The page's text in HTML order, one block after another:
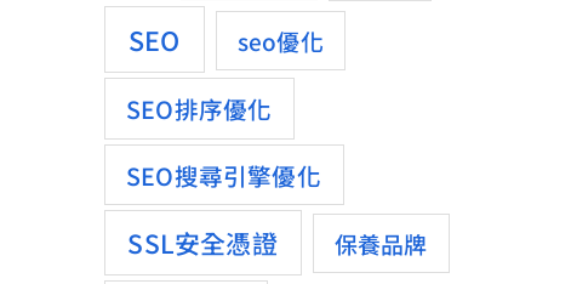
SEO seo優化
SEO排序優化
SEO搜尋引擎優化
SSL安全憑證 保養品牌